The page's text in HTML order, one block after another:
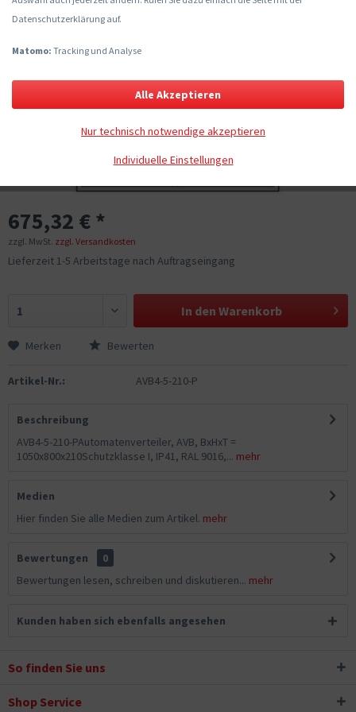
675,32 € *
zzgl. MwSt. zzgl. Versandkosten
Lieferzeit 1-5 Arbeitstage nach Auftragseingang
In den Warenkorb
Merken Bewerten
Artikel-Nr.: AVB4-5-210-P
Beschreibung
AVB4-5-210-PAutomatenverteiler, AVB, BxHxT =
1050x800x210Schutzklasse I, IP41, RAL 9016,... mehr
Medien
Hier finden Sie alle Medien zum Artikel. mehr
Bewertungen
0
Bewertungen lesen, schreiben und diskutieren... mehr
Kunden haben sich ebenfalls angesehen
So finden Sie uns
Shop Service
Datenschutzerklärung auf.
Matomo: Tracking und Analyse
Individuelle Einstellungen
Nur technisch notwendige akzeptieren
Alle Akzeptieren